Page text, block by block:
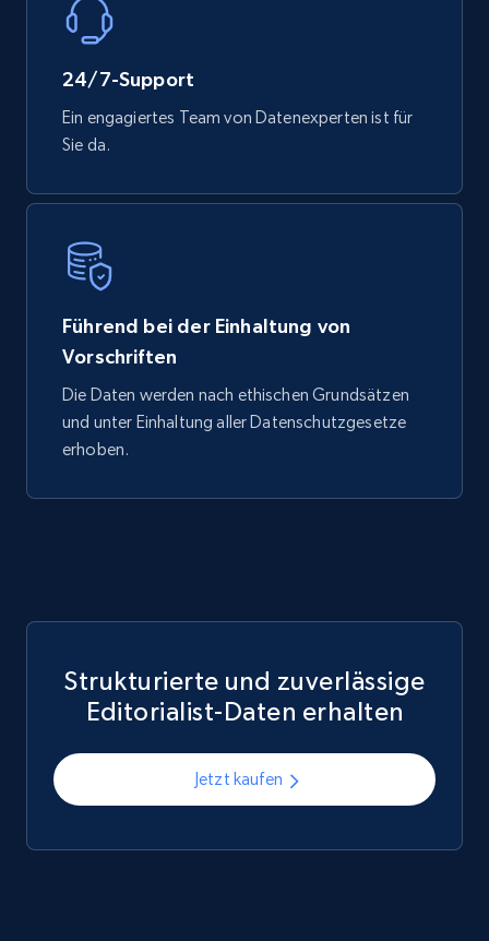
Mouser - Products
Product url, Category url, Mouser part num, Mfr
part number, Manufacturer, Image, Image high,
Manufacturer url, and more.
eCommerce
24/7-Support
Ein engagiertes Team von Datenexperten ist für
Sie da.
Führend bei der Einhaltung von
Vorschriften
Die Daten werden nach ethischen Grundsätzen
und unter Einhaltung aller Datenschutzgesetze
erhoben.
Strukturierte und zuverlässige
Editorialist-Daten erhalten
Jetzt kaufen